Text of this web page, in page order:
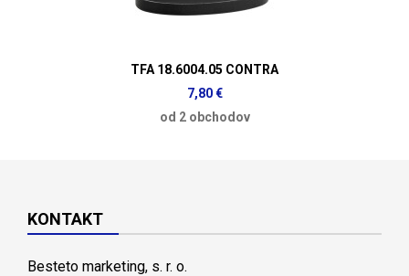
TFA 18.6004.05 CONTRA
7,80 €
od 2 obchodov
KONTAKT
Besteto marketing, s. r. o.